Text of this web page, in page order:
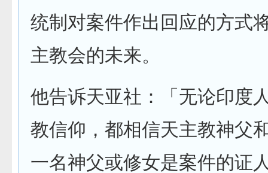
统制对案件作出回应的方式
主教会的未来。
他告诉天亚社：「无论印度
教信仰，都相信天主教神父
一名神父或修女是案件的证